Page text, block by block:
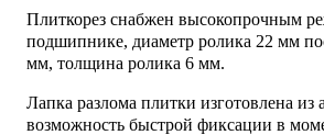
Плиткорез снабжен высокопрочным
подшипнике, диаметр ролика 22 мм
мм, толщина ролика 6 мм.
Лапка разлома плитки изготовлена
возможность быстрой фиксации в